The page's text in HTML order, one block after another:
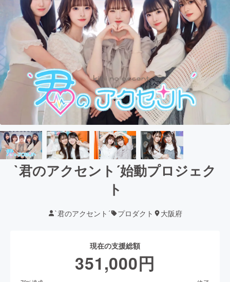
`君のアクセント´始動プロジェク
ト
`君のアクセント´ プロダクト 大阪府
現在の支援総額
351,000円